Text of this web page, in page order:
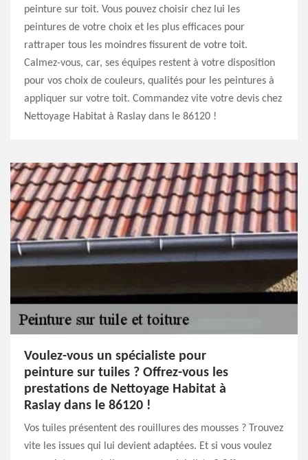
peinture sur toit. Vous pouvez choisir chez lui les
peintures de votre choix et les plus efficaces pour
rattraper tous les moindres fissurent de votre toit.
Calmez-vous, car, ses équipes restent à votre disposition
pour vos choix de couleurs, qualités pour les peintures à
appliquer sur votre toit. Commandez vite votre devis chez
Nettoyage Habitat à Raslay dans le 86120 !
Voulez-vous un spécialiste pour
peinture sur tuiles ? Offrez-vous les
prestations de Nettoyage Habitat à
Raslay dans le 86120 !
Vos tuiles présentent des rouillures des mousses ? Trouvez
vite les issues qui lui devient adaptées. Et si vous voulez